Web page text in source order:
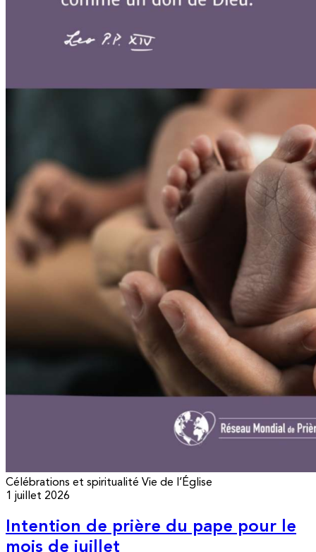
Célébrations et spiritualité Vie de l’Église
1 juillet 2026
Intention de prière du pape pour le
mois de juillet